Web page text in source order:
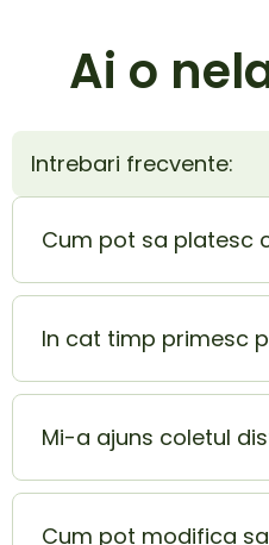
Ai o
Intrebari frecvente:
Cum pot sa platesc
Plata la livrare
mai usor mod de plata.
reducere de 5% din
In cat timp primesc
Produsul ajunge la tine
Mi-a ajuns coletul
In momentul in care ai
deteriorat,
Cum pot modifica